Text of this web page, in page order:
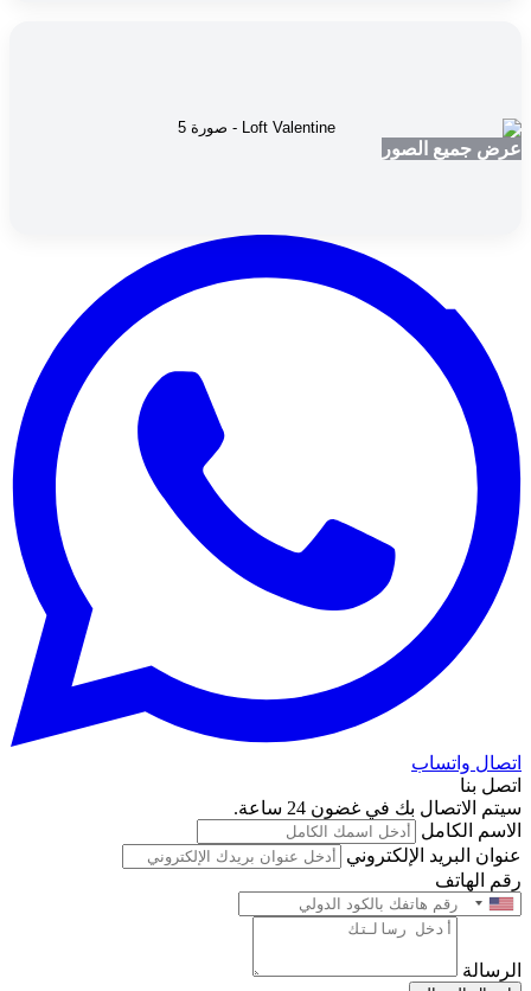
عرض جميع الصور
اتصال واتساب
اتصل بنا
سيتم الاتصال بك في غضون 24 ساعة.
الاسم الكامل
عنوان البريد الإلكتروني
رقم الهاتف
الرسالة